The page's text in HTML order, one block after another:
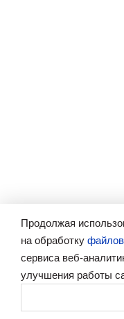
Продолжая
на обработку
сервиса веб-
улучшения работы